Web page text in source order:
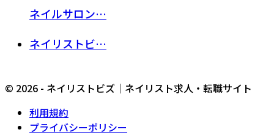
ネイルサロン…
ネイリストビ…
© 2026 - ネイリストビズ｜ネイリスト求人・転職サイト
利用規約
プライバシーポリシー